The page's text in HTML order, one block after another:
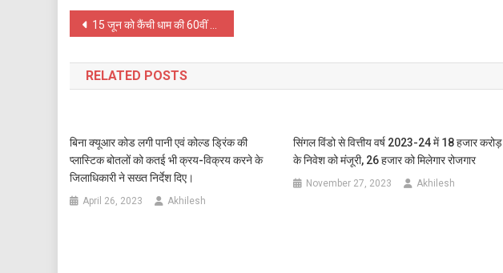
Post
navigation
15 जून को कैंची धाम की 60वीं स्थापना दिवस, पुलिस ने मेले को लेकर एक विशेष यातायात योजना बनया
RELATED POSTS
बिना क्यूआर कोड लगी पानी एवं कोल्ड ड्रिंक की
प्लास्टिक बोतलों को कतई भी क्रय-विक्रय करने के
जिलाधिकारी ने सख्त निर्देश दिए।
April 26, 2023 Akhilesh
सिंगल विंडो से वित्तीय वर्ष 2023-24 में 18 हजार करोड़
के निवेश को मंजूरी, 26 हजार को मिलेगार रोजगार
November 27, 2023 Akhilesh